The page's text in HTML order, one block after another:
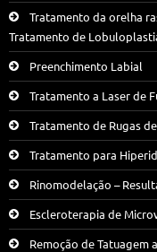
Tratamento da orelha
Tratamento de
Preenchimento Labial
Tratamento a Laser de
Tratamento de Rugas
Tratamento para
Rinomodelação –
Escleroterapia de
Remoção de Tatuagem